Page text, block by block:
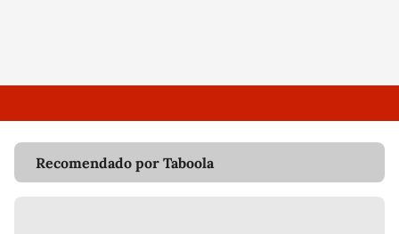
Recomendado por Taboola